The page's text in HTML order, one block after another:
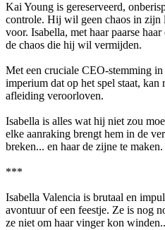
Kai Young is gereserveerd,
controle. Hij wil geen chaos in zijn
voor. Isabella, met haar paarse
de chaos die hij wil vermijden.
Met een cruciale CEO-stemming
imperium dat op het spel staat,
afleiding veroorloven.
Isabella is alles wat hij niet zou
elke aanraking brengt hem in de
breken... en haar de zijne te maken.
***
Isabella Valencia is brutaal en
avontuur of een feestje. Ze is nog
ze niet om haar vinger kon